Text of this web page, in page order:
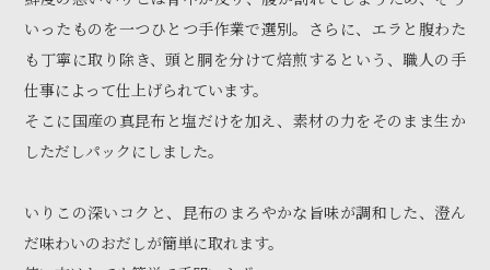
いったものを一つひとつ手作業で選別。さらに、エラと腹わた
も丁寧に取り除き、頭と胴を分けて焙煎するという、職人の手
仕事によって仕上げられています。
そこに国産の真昆布と塩だけを加え、素材の力をそのまま生か
しただしパックにしました。
いりこの深いコクと、昆布のまろやかな旨味が調和した、澄ん
だ味わいのおだしが簡単に取れます。